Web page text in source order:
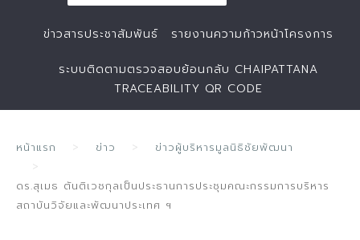
ข่าวสารประชาสัมพันธ์ รายงานความก้าวหน้าโครงการ
ระบบติดตามตรวจสอบย้อนกลับ CHAIPATTANA
TRACEABILITY QR CODE
หน้าแรก ข่าว ข่าวผู้บริหารมูลนิธิชัยพัฒนา
ดร.สุเมธ ตันติเวชกุลเป็นประธานการประชุมคณะกรรมการบริหาร
สถาบันวิจัยและพัฒนาประเทศ ฯ